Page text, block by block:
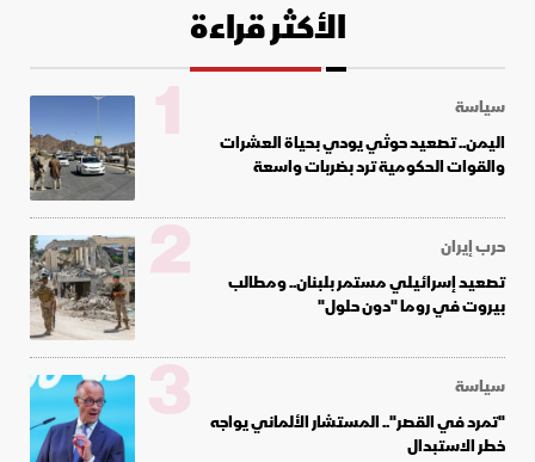
الأكثر قراءة
سياسة
اليمن.. تصعيد حوثي يودي بحياة العشرات
والقوات الحكومية ترد بضربات واسعة
1
حرب إيران
تصعيد إسرائيلي مستمر بلبنان.. ومطالب
بيروت في روما "دون حلول"
2
سياسة
"تمرد في القصر".. المستشار الألماني يواجه
خطر الاستبدال
3